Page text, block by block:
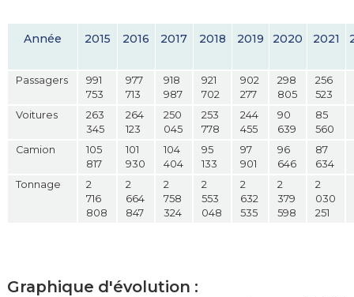
Année 2015 2016 2017 2018 2019 2020 2021
Passagers
991
753
977
713
918
987
921
702
902
277
298
805
256
523
Voitures
263
345
264
123
250
045
253
778
244
455
90
639
85
560
Camion
105
817
101
930
104
404
95
133
97
901
96
646
87
634
Tonnage
2
716
808
2
664
847
2
758
324
2
553
048
2
632
535
2
379
598
2
030
251
Graphique d'évolution :